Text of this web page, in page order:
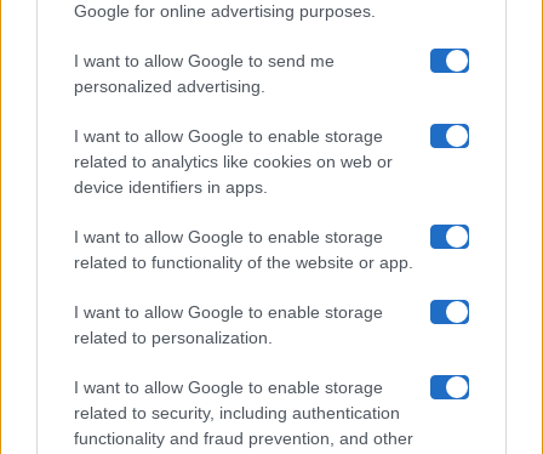
Google for online advertising purposes.
I want to allow Google to send me
personalized advertising.
I want to allow Google to enable storage
related to analytics like cookies on web or
device identifiers in apps.
I want to allow Google to enable storage
related to functionality of the website or app.
I want to allow Google to enable storage
related to personalization.
I want to allow Google to enable storage
related to security, including authentication
functionality and fraud prevention, and other
Maste S.r.l.
Chi siamo
Collabora con noi
Contatti
Privacy Policy
Cookie Policy